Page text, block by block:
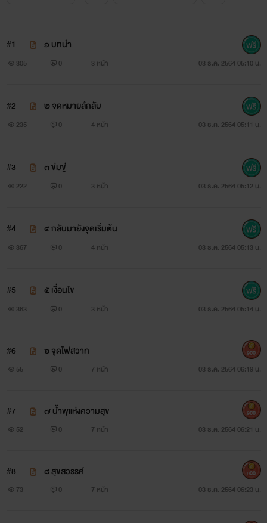
#1 ๑ บทนำ
305 0 3 หน้า 03 ธ.ค. 2564 05:10 น.
#2 ๒ จดหมายลึกลับ
235 0 4 หน้า 03 ธ.ค. 2564 05:11 น.
#3 ๓ ข่มขู่
222 0 3 หน้า 03 ธ.ค. 2564 05:12 น.
#4 ๔ กลับมายังจุดเริ่มต้น
367 0 4 หน้า 03 ธ.ค. 2564 05:13 น.
#5 ๕ เงื่อนไข
363 0 3 หน้า 03 ธ.ค. 2564 05:14 น.
#6 ๖ จุดไฟสวาท
55 0 7 หน้า 03 ธ.ค. 2564 06:19 น.
900
#7 ๗ น้ำพุแห่งความสุข
52 0 7 หน้า 03 ธ.ค. 2564 06:21 น.
900
#8 ๘ สุขสวรรค์
73 0 7 หน้า 03 ธ.ค. 2564 06:23 น.
900